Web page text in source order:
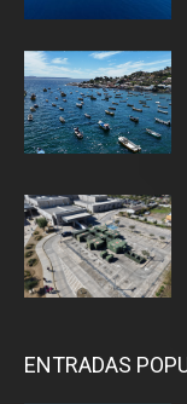
ENTRADAS